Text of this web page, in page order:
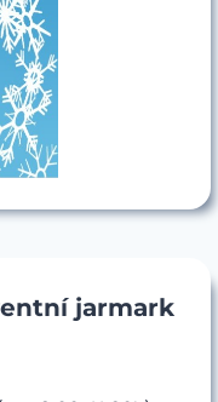
jarmark